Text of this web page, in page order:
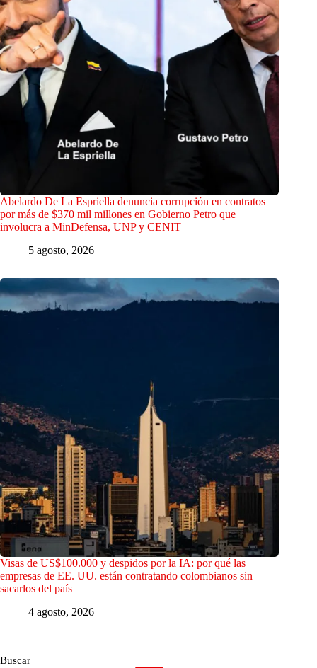
Abelardo De La Espriella denuncia corrupción en contratos
por más de $370 mil millones en Gobierno Petro que
involucra a MinDefensa, UNP y CENIT
5 agosto, 2026
Visas de US$100.000 y despidos por la IA: por qué las
empresas de EE. UU. están contratando colombianos sin
sacarlos del país
4 agosto, 2026
Buscar